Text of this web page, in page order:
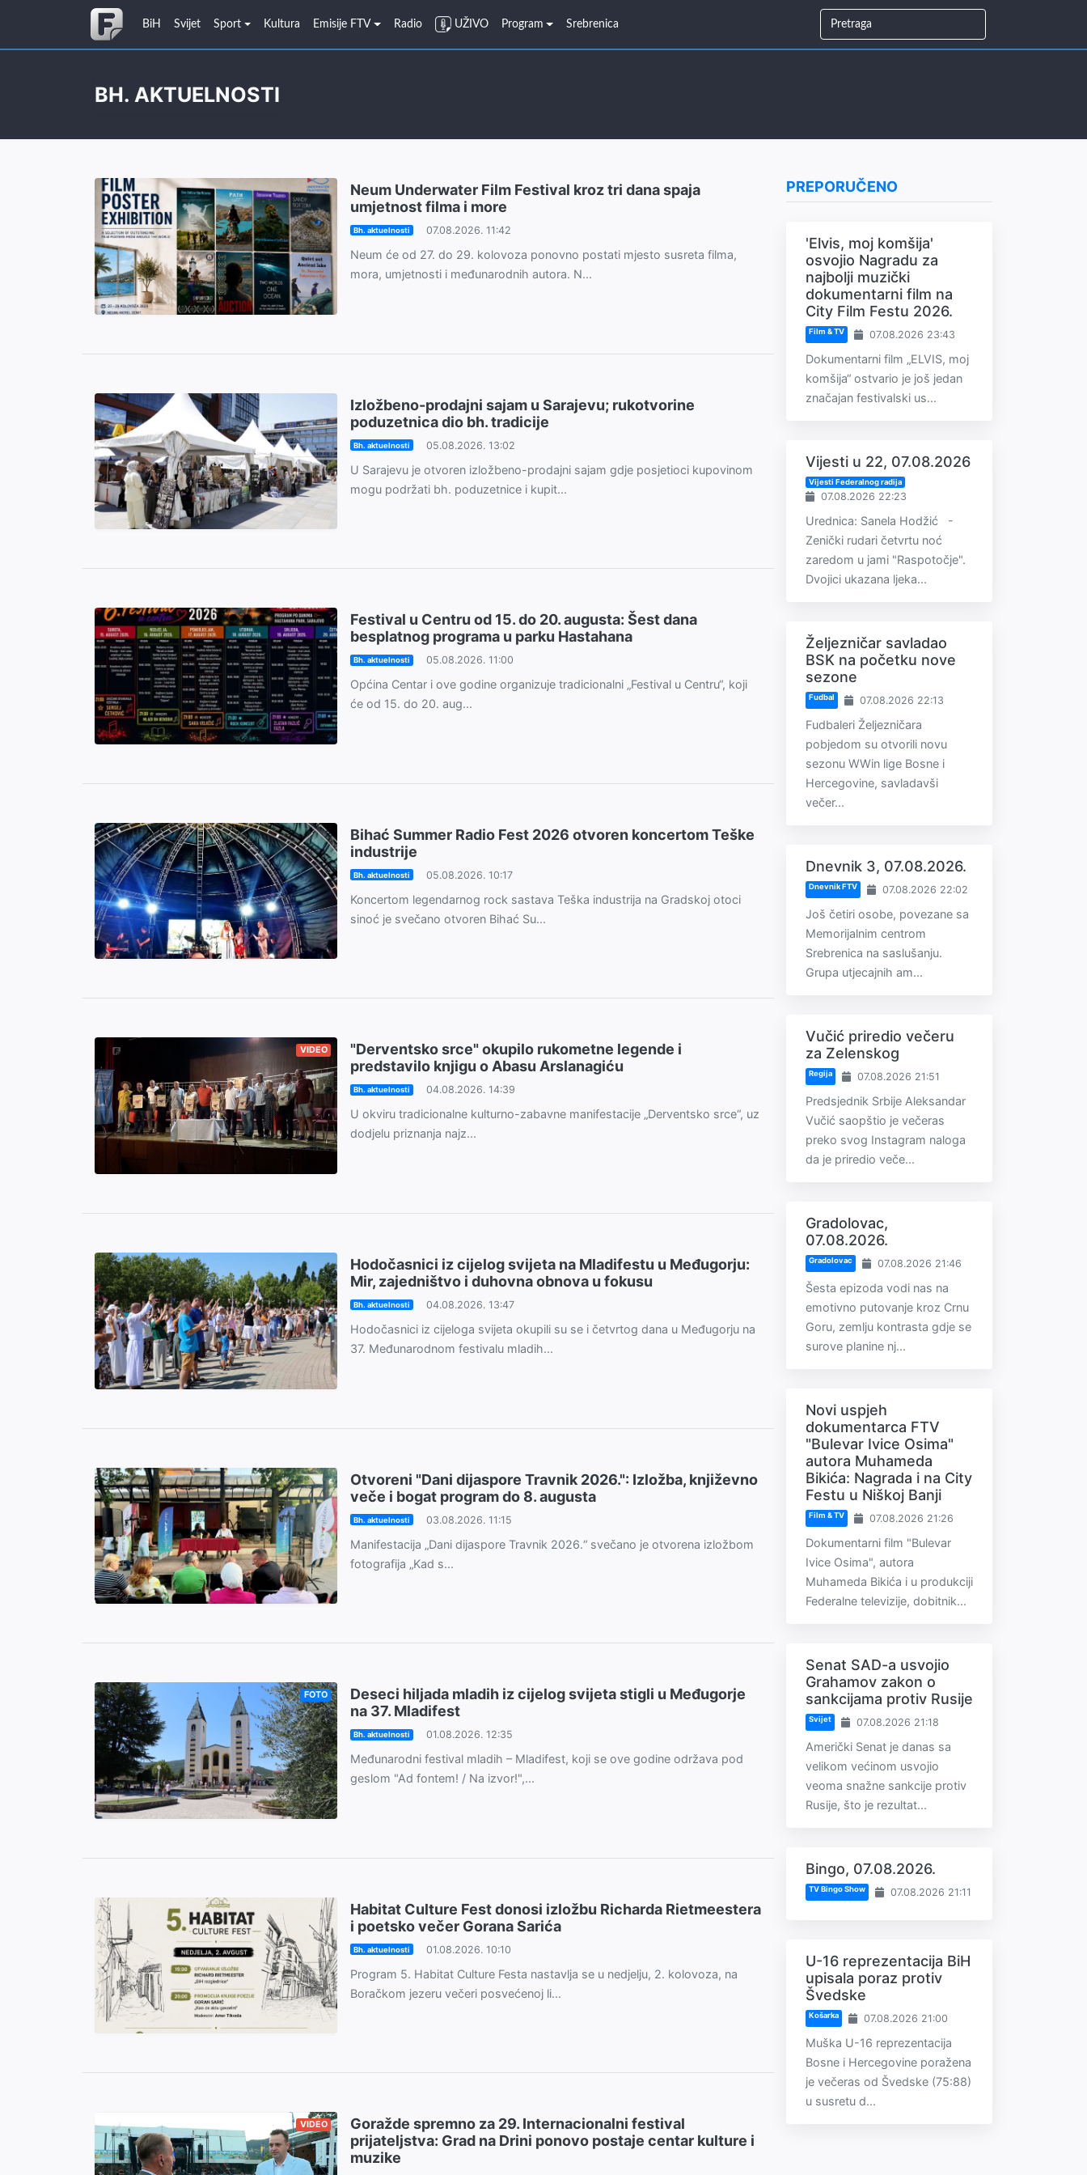
BiH Svijet Sport Kultura Emisije FTV Radio UŽIVO Program Srebrenica
BH. AKTUELNOSTI
Neum Underwater Film Festival kroz tri dana spaja
umjetnost filma i more
Bh. aktuelnosti 07.08.2026. 11:42
Neum će od 27. do 29. kolovoza ponovno postati mjesto susreta filma,
mora, umjetnosti i međunarodnih autora. N...
Izložbeno-prodajni sajam u Sarajevu; rukotvorine
poduzetnica dio bh. tradicije
Bh. aktuelnosti 05.08.2026. 13:02
U Sarajevu je otvoren izložbeno-prodajni sajam gdje posjetioci kupovinom
mogu podržati bh. poduzetnice i kupit...
Festival u Centru od 15. do 20. augusta: Šest dana
besplatnog programa u parku Hastahana
Bh. aktuelnosti 05.08.2026. 11:00
Općina Centar i ove godine organizuje tradicionalni „Festival u Centru“, koji
će od 15. do 20. aug...
Bihać Summer Radio Fest 2026 otvoren koncertom Teške
industrije
Bh. aktuelnosti 05.08.2026. 10:17
Koncertom legendarnog rock sastava Teška industrija na Gradskoj otoci
sinoć je svečano otvoren Bihać Su...
VIDEO
"Derventsko srce" okupilo rukometne legende i
predstavilo knjigu o Abasu Arslanagiću
Bh. aktuelnosti 04.08.2026. 14:39
U okviru tradicionalne kulturno-zabavne manifestacije „Derventsko srce“, uz
dodjelu priznanja najz...
Hodočasnici iz cijelog svijeta na Mladifestu u Međugorju:
Mir, zajedništvo i duhovna obnova u fokusu
Bh. aktuelnosti 04.08.2026. 13:47
Hodočasnici iz cijeloga svijeta okupili su se i četvrtog dana u Međugorju na
37. Međunarodnom festivalu mladih...
Otvoreni "Dani dijaspore Travnik 2026.": Izložba, književno
veče i bogat program do 8. augusta
Bh. aktuelnosti 03.08.2026. 11:15
Manifestacija „Dani dijaspore Travnik 2026.“ svečano je otvorena izložbom
fotografija „Kad s...
FOTO
Deseci hiljada mladih iz cijelog svijeta stigli u Međugorje
na 37. Mladifest
Bh. aktuelnosti 01.08.2026. 12:35
Međunarodni festival mladih – Mladifest, koji se ove godine održava pod
geslom "Ad fontem! / Na izvor!",...
Habitat Culture Fest donosi izložbu Richarda Rietmeestera
i poetsko večer Gorana Sarića
Bh. aktuelnosti 01.08.2026. 10:10
Program 5. Habitat Culture Festa nastavlja se u nedjelju, 2. kolovoza, na
Boračkom jezeru večeri posvećenoj li...
VIDEO
Goražde spremno za 29. Internacionalni festival
prijateljstva: Grad na Drini ponovo postaje centar kulture i
muzike
PREPORUČENO
'Elvis, moj komšija'
osvojio Nagradu za
najbolji muzički
dokumentarni film na
City Film Festu 2026.
Film & TV 07.08.2026 23:43
Dokumentarni film „ELVIS, moj
komšija“ ostvario je još jedan
značajan festivalski us...
Vijesti u 22, 07.08.2026
Vijesti Federalnog radija
07.08.2026 22:23
Urednica: Sanela Hodžić -
Zenički rudari četvrtu noć
zaredom u jami "Raspotočje".
Dvojici ukazana ljeka...
Željezničar savladao
BSK na početku nove
sezone
Fudbal 07.08.2026 22:13
Fudbaleri Željezničara
pobjedom su otvorili novu
sezonu WWin lige Bosne i
Hercegovine, savladavši
večer...
Dnevnik 3, 07.08.2026.
Dnevnik FTV 07.08.2026 22:02
Još četiri osobe, povezane sa
Memorijalnim centrom
Srebrenica na saslušanju.
Grupa utjecajnih am...
Vučić priredio večeru
za Zelenskog
Regija 07.08.2026 21:51
Predsjednik Srbije Aleksandar
Vučić saopštio je večeras
preko svog Instagram naloga
da je priredio veče...
Gradolovac,
07.08.2026.
Gradolovac 07.08.2026 21:46
Šesta epizoda vodi nas na
emotivno putovanje kroz Crnu
Goru, zemlju kontrasta gdje se
surove planine nj...
Novi uspjeh
dokumentarca FTV
"Bulevar Ivice Osima"
autora Muhameda
Bikića: Nagrada i na City
Festu u Niškoj Banji
Film & TV 07.08.2026 21:26
Dokumentarni film "Bulevar
Ivice Osima", autora
Muhameda Bikića i u produkciji
Federalne televizije, dobitnik...
Senat SAD-a usvojio
Grahamov zakon o
sankcijama protiv Rusije
Svijet 07.08.2026 21:18
Američki Senat je danas sa
velikom većinom usvojio
veoma snažne sankcije protiv
Rusije, što je rezultat...
Bingo, 07.08.2026.
TV Bingo Show 07.08.2026 21:11
U-16 reprezentacija BiH
upisala poraz protiv
Švedske
Košarka 07.08.2026 21:00
Muška U-16 reprezentacija
Bosne i Hercegovine poražena
je večeras od Švedske (75:88)
u susretu d...